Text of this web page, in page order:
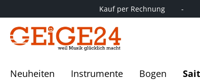
Zur Hauptnavigation springen
Kauf per Rechnung        -
Neuheiten Instrumente Bogen